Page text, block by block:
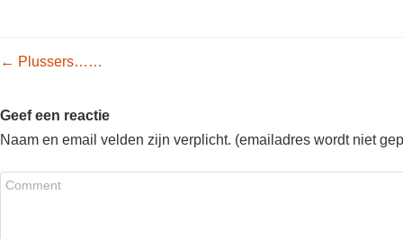
Post navigation
← Plussers……
Geef een reactie
Naam en email velden zijn verplicht. (emailadres wordt niet